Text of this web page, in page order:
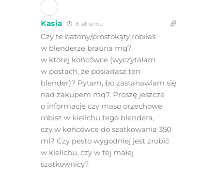
Kasia 8 lat temu
Czy te batony/prostokąty robiłaś
w blenderze brauna mq7,
w której końcówce (wyczytałam
w postach, że posiadasz ten
blender)? Pytam, bo zastanawiam się
nad zakupem mq7. Proszę jeszcze
o informację czy maso orzechowe
robisz w kielichu tego blendera,
czy w końcówce do szatkowania 350
ml? Czy pesto wygodniej jest zrobić
w kielichu, czy w tej małej
szatkownicy?